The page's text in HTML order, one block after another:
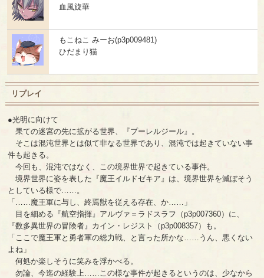
血風旋華
もこねこ みーお(p3p009481)
ひだまり猫
リプレイ
●光明に向けて
果ての迷宮の先に拡がる世界、『プーレルジール』。
そこは混沌世界とは似て非なる世界であり、混沌では起きていない事
件も起きる。
今回も、混沌ではなく、この境界世界で起きている事件。
境界世界に姿を表した『魔王イルドゼキア』は、境界世界を滅ぼそう
としている様で……。
「……魔王軍に与し、終焉獣を従える存在、か……」
目を細める『航空指揮』アルヴァ＝ラドスラフ（p3p007360）に、
『数多異世界の冒険者』カイン・レジスト（p3p008357）も。
「ここで魔王軍と勇者軍の総力戦、と言った所かな……うん、悪くない
よね」
何処か楽しそうに笑みを浮かべる。
勿論、今迄の経験上……この様な事件が起きるというのは、少なから